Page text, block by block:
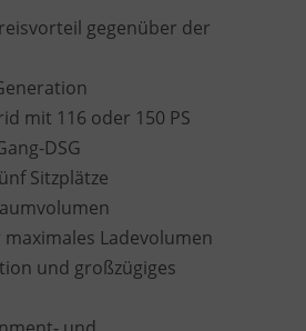
gegenüber der
mit 116 oder 150 PS
DSG
Sitzplätze
maximales Ladevolumen
und großzügiges